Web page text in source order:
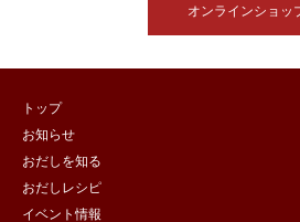
オンラインショッ
トップ
お知らせ
おだしを知る
おだしレシピ
イベント情報